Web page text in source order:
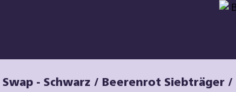
- Schwarz / Beerenrot Siebträger/